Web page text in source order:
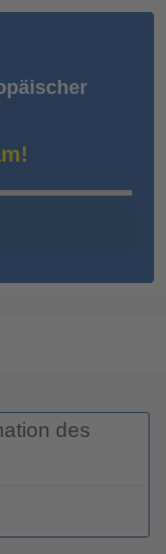
des